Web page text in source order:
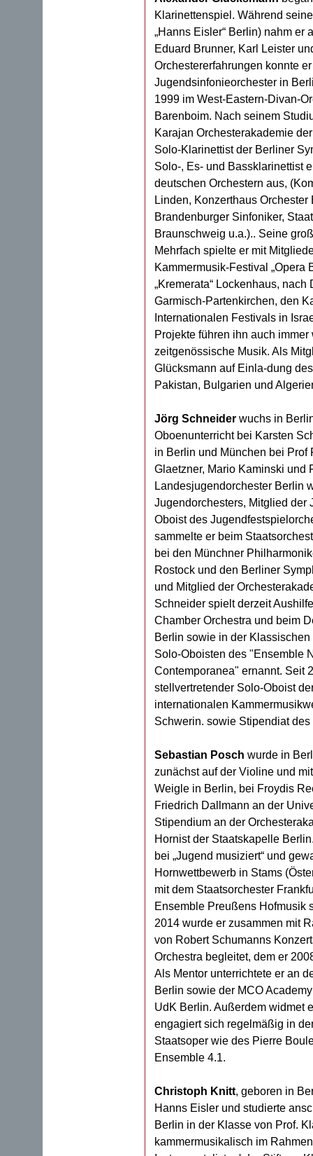
Klarinettenspiel. Während
„Hanns Eisler“ Berlin) nahm er
Eduard Brunner, Karl Leister
Orchestererfahrungen konnte
Jugendsinfonieorchester in
1999 im West-Eastern-Divan-
Barenboim. Nach seinem
Karajan Orchesterakademie
Solo-Klarinettist der Berliner
Solo-, Es- und Bassklarinettist
deutschen Orchestern aus,
Linden, Konzerthaus
Brandenburger Sinfoniker,
Braunschweig u.a.).. Seine
Mehrfach spielte er mit
Kammermusik-Festival „Opera
„Kremerata“ Lockenhaus,
Garmisch-Partenkirchen, den
Internationalen Festivals in
Projekte führen ihn auch
zeitgenössische Musik. Als
Glücksmann auf Einla-dung
Pakistan, Bulgarien und
Jörg Schneiderwuchs in
Oboenunterricht bei Karsten
in Berlin und München bei Prof
Glaetzner, Mario Kaminski und
Landesjugendorchester Berlin
Jugendorchesters, Mitglied der
Oboist des
sammelte er beim
bei den Münchner
Rostock und den Berliner
und Mitglied der
Schneider spielt derzeit
Chamber Orchestra und beim
Berlin sowie in der
Solo-Oboisten des "Ensemble
Contemporanea" ernannt. Seit
stellvertretender Solo-Oboist
internationalen
Schwerin. sowie Stipendiat
Sebastian Posch wurde in
zunächst auf der Violine und
Weigle in Berlin, bei Froydis
Friedrich Dallmann an der
Stipendium an der
Hornist der Staatskapelle
bei „Jugend musiziert“ und
Hornwettbewerb in Stams
mit dem Staatsorchester
Ensemble Preußens Hofmusik
2014 wurde er zusammen mit
von Robert Schumanns
Orchestra begleitet, dem er
Als Mentor unterrichtete er an
Berlin sowie der MCO
UdK Berlin. Außerdem widmet
engagiert sich regelmäßig in
Staatsoper wie des Pierre
Ensemble 4.1.
Christoph Knitt, geboren in
Hanns Eisler und studierte
Berlin in der Klasse von Prof.
kammermusikalisch im